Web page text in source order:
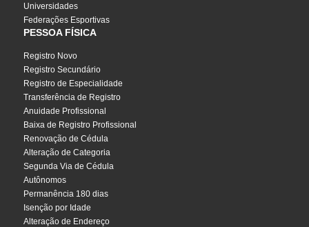
Universidades
Federações Esportivas
PESSOA FÍSICA
Registro Novo
Registro Secundário
Registro de Especialidade
Transferência de Registro
Anuidade Profissional
Baixa de Registro Profissional
Renovação de Cédula
Alteração de Categoria
Segunda Via de Cédula
Autônomos
Permanência 180 dias
Isenção por Idade
Alteração de Endereço